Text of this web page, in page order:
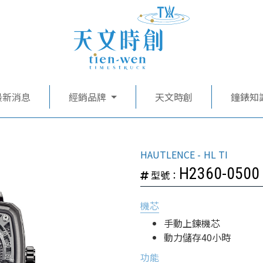
消息 經銷品牌 天文時創 鐘錶知
HAUTLENCE
HL TI
型號： H2360-0500
機芯
手動上鍊機芯
動力儲存40小時
功能